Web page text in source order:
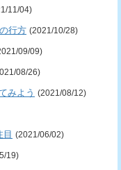
11/04)
行方 (2021/10/28)
09/09)
08/26)
みよう (2021/08/12)
(2021/06/02)
19)